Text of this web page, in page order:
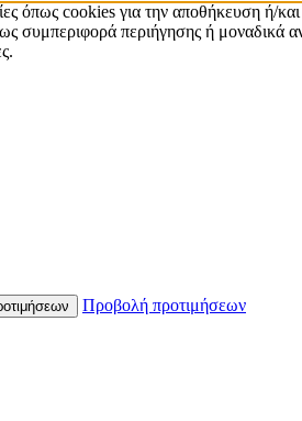
όπως cookies για την αποθήκευση
συμπεριφορά περιήγησης ή
Προβολή προτιμήσεων